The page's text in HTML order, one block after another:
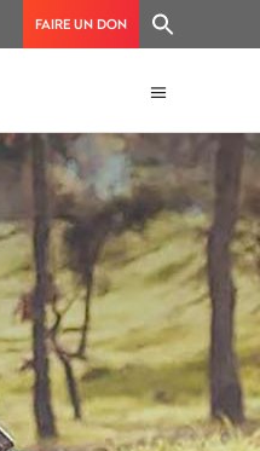
FAIRE UN DON